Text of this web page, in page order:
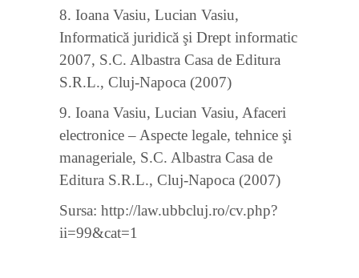
8. Ioana Vasiu, Lucian Vasiu,
Informatică juridică şi Drept informatic
2007, S.C. Albastra Casa de Editura
S.R.L., Cluj-Napoca (2007)
9. Ioana Vasiu, Lucian Vasiu, Afaceri
electronice – Aspecte legale, tehnice şi
manageriale, S.C. Albastra Casa de
Editura S.R.L., Cluj-Napoca (2007)
Sursa: http://law.ubbcluj.ro/cv.php?
ii=99&cat=1